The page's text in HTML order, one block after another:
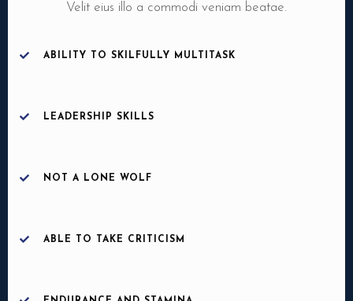
Velit eius illo a commodi veniam beatae.
ABILITY TO SKILFULLY MULTITASK
LEADERSHIP SKILLS
NOT A LONE WOLF
ABLE TO TAKE CRITICISM
Ma réservation